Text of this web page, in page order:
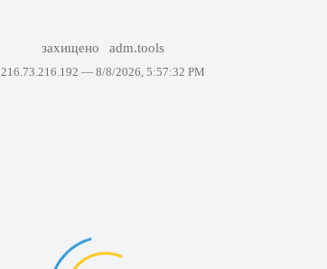
захищено adm.tools
216.73.216.192 — 8/8/2026, 5:57:32 PM